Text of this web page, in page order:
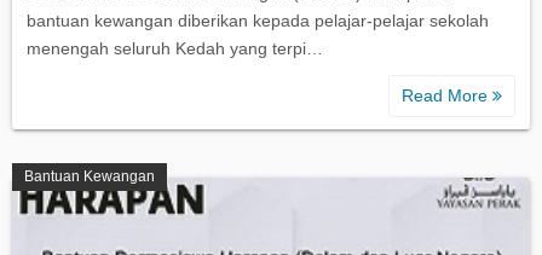
bantuan kewangan diberikan kepada pelajar-pelajar sekolah
menengah seluruh Kedah yang terpi…
Read More
Bantuan Kewangan